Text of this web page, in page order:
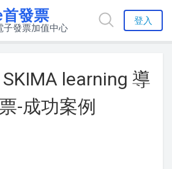
首發票
子發票加值中心
登入
learning 導
-成功案例